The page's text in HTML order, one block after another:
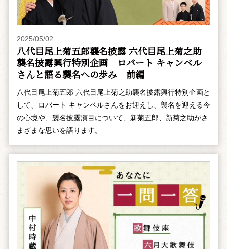
2025/05/02
八代目尾上菊五郎襲名披露 六代目尾上菊之助
襲名披露興行特別企画 ――ロバート キャンベル
さんと語る襲名への歩み 前編
八代目尾上菊五郎 六代目尾上菊之助襲名披露興行特別企画と
して、ロバート キャンベルさんをお迎えし、襲名を迎える今
の心境や、襲名披露演目について、新菊五郎、新菊之助がさ
まざまな思いを語ります。